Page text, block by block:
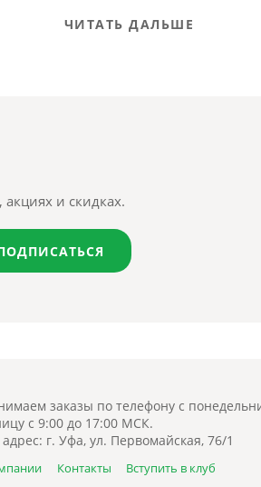
ЧИТАТЬ ДАЛЬШЕ
и скидках.
заказы по телефону с
с 9:00 до 17:00 МСК.
г. Уфа, ул. Первомайская, 76/1
Контакты Вступить в клуб